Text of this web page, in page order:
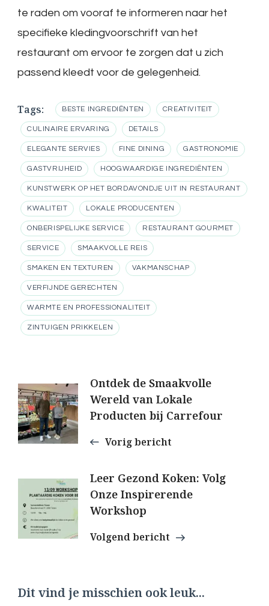
te raden om vooraf te informeren naar het
specifieke kledingvoorschrift van het
restaurant om ervoor te zorgen dat u zich
passend kleedt voor de gelegenheid.
Tags: BESTE INGREDIËNTEN CREATIVITEIT
CULINAIRE ERVARING DETAILS
ELEGANTE SERVIES FINE DINING GASTRONOMIE
GASTVRIJHEID HOOGWAARDIGE INGREDIËNTEN
KUNSTWERK OP HET BORDAVONDJE UIT IN RESTAURANT
KWALITEIT LOKALE PRODUCENTEN
ONBERISPELIJKE SERVICE RESTAURANT GOURMET
SERVICE SMAAKVOLLE REIS
SMAKEN EN TEXTUREN VAKMANSCHAP
VERFIJNDE GERECHTEN
WARMTE EN PROFESSIONALITEIT
ZINTUIGEN PRIKKELEN
Berichtnavigatie
Ontdek de Smaakvolle
Wereld van Lokale
Producten bij Carrefour
Vorig bericht
Leer Gezond Koken: Volg
Onze Inspirerende
Workshop
Volgend bericht
Dit vind je misschien ook leuk...